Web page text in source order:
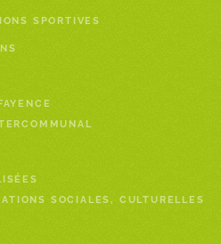
SPORTIVES
SOCIALES, CULTURELLES